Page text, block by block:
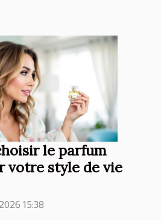
le parfum
votre style de vie
15:38